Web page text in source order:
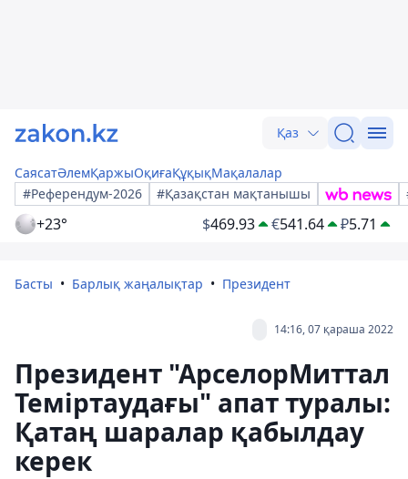
Қаз
СаясатӘлемҚаржыОқиғаҚұқықМақалалар
#Референдум-2026
#Қазақстан мақтанышы
+23° $469.93 €541.64 ₽5.71
Басты Барлық жаңалықтар Президент
14:16, 07 қараша 2022
Президент "АрселорМиттал
Теміртаудағы" апат туралы:
Қатаң шаралар қабылдау
керек